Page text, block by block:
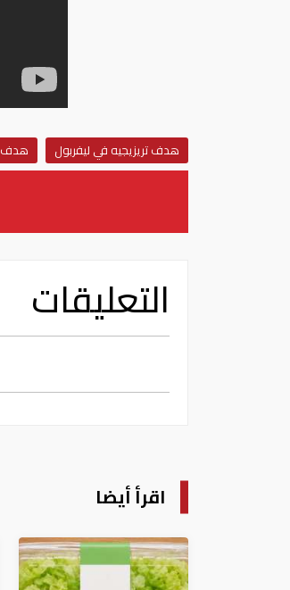
هدف تريزيجيه في ليفربول هدف
التعليقات
اقرأ أيضا